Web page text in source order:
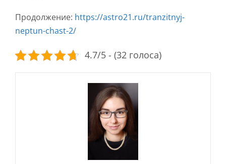
Продолжение: https://astro21.ru/tranzitnyj-
neptun-chast-2/
4.7/5 - (32 голоса)